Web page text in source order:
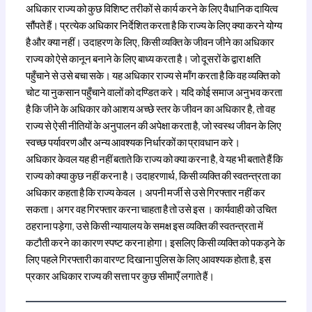
अधिकार राज्य को कुछ विशिष्ट तरीकों से कार्य करने के लिए वैधानिक दायित्व
सौंपते हैं। प्रत्येक अधिकार निर्देशित करता है कि राज्य के लिए क्या करने योग्य
है और क्या नहीं। उदाहरण के लिए, किसी व्यक्ति के जीवन जीने का अधिकार
राज्य को ऐसे कानून बनाने के लिए बाध्य करता है। जो दूसरों के द्वारा क्षति
पहुँचाने से उसे बचा सके। यह अधिकार राज्य से माँग करता है कि वह व्यक्ति को
चोट या नुकसान पहुँचाने वालों को दण्डित करे। यदि कोई समाज अनुभव करता
है कि जीने के अधिकार को आशय अच्छे स्तर के जीवन का अधिकार है, तो वह
राज्य से ऐसी नीतियों के अनुपालन की अपेक्षा करता है, जो स्वस्थ जीवन के लिए
स्वच्छ पर्यावरण और अन्य आवश्यक निर्धारकों का प्रावधान करे।
अधिकार केवल यह ही नहीं बताते कि राज्य को क्या करना है, वे यह भी बताते हैं कि
राज्य को क्या कुछ नहीं करना है। उदाहरणार्थ, किसी व्यक्ति की स्वतन्त्रता का
अधिकार कहता है कि राज्य केवल । अपनी मर्जी से उसे गिरफ्तार नहीं कर
सकता। अगर वह गिरफ्तार करना चाहता है तो उसे इस । कार्यवाही को उचित
ठहराना पड़ेगा, उसे किसी न्यायालय के समक्ष इस व्यक्ति की स्वतन्त्रता में
कटौती करने का कारण स्पष्ट करना होगा। इसलिए किसी व्यक्ति को पकड़ने के
लिए पहले गिरफ्तारी का वारण्ट दिखाना पुलिस के लिए आवश्यक होता है, इस
प्रकार अधिकार राज्य की सत्ता पर कुछ सीमाएँ लगाते हैं।